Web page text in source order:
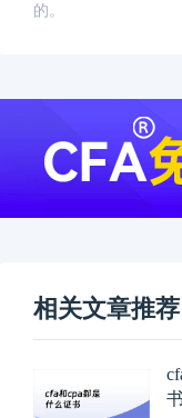
的。
相关文章推荐